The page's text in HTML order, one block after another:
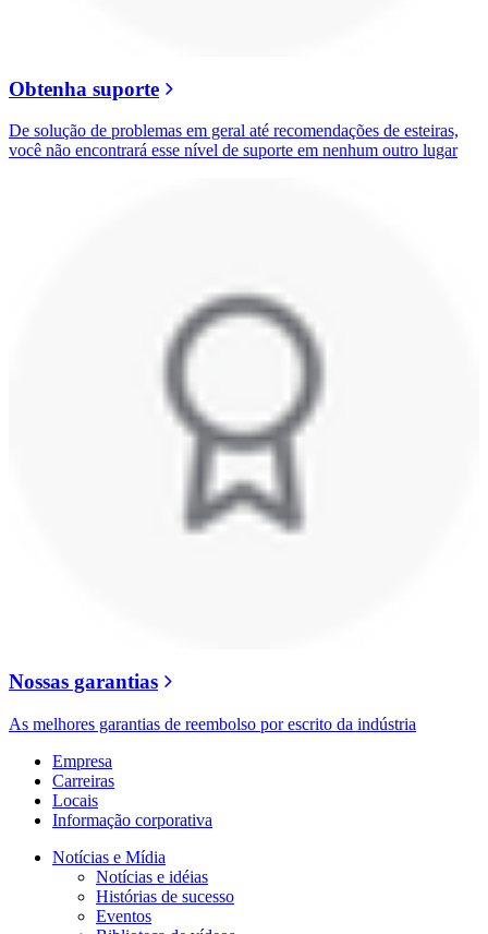
Obtenha suporte
De solução de problemas em geral até recomendações de esteiras,
você não encontrará esse nível de suporte em nenhum outro lugar
Nossas garantias
As melhores garantias de reembolso por escrito da indústria
Empresa
Carreiras
Locais
Informação corporativa
Notícias e Mídia
Notícias e idéias
Histórias de sucesso
Eventos